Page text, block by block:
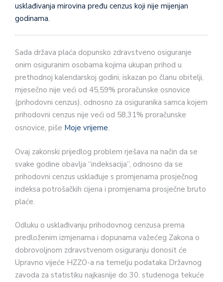
usklađivanja mirovina pređu cenzus koji nije mijenjan
godinama.
Sada država plaća dopunsko zdravstveno osiguranje
onim osiguranim osobama kojima ukupan prihod u
prethodnoj kalendarskoj godini, iskazan po članu obitelji,
mjesečno nije veći od 45,59% proračunske osnovice
(prihodovni cenzus), odnosno za osiguranika samca kojem
prihodovni cenzus nije veći od 58,31% proračunske
osnovice, piše Moje vrijeme.
Ovaj zakonski prijedlog problem rješava na način da se
svake godine obavlja “indeksacija”, odnosno da se
prihodovni cenzus usklađuje s promjenama prosječnog
indeksa potrošačkih cijena i promjenama prosječne bruto
plaće.
Odluku o usklađivanju prihodovnog cenzusa prema
predloženim izmjenama i dopunama važećeg Zakona o
dobrovoljnom zdravstvenom osiguranju donosit će
Upravno vijeće HZZO-a na temelju podataka Državnog
zavoda za statistiku najkasnije do 30. studenoga tekuće